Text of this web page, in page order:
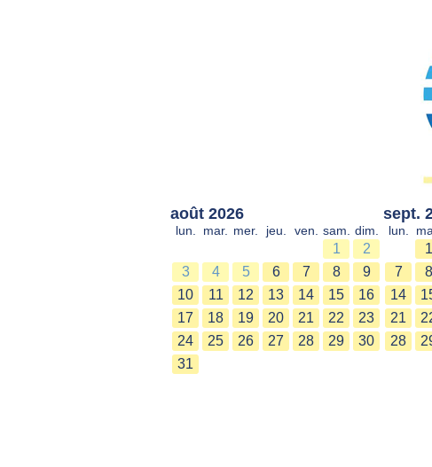
août 2026
lun. mar. mer. jeu. ven. sam. dim.
1
2
3
4 5 6 7 8
9
10
11 12 13 14 15
16
17
18 19 20 21 22
23
24
25 26 27 28 29
30
31
sept.
lun.
1
7
8
14
21
28